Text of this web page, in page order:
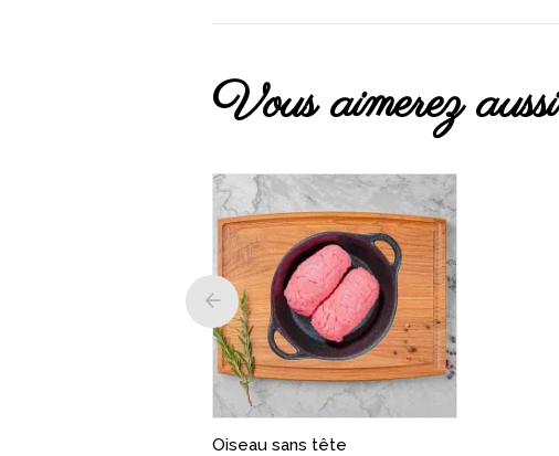
Vous aimerez aussi
Oiseau sans tête